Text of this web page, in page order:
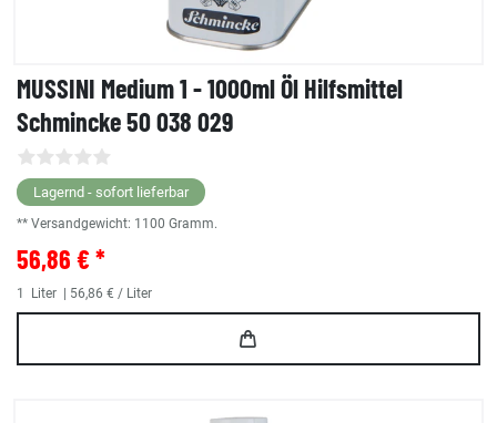
MUSSINI Medium 1 - 1000ml Öl Hilfsmittel
Schmincke 50 038 029
Lagernd - sofort lieferbar
** Versandgewicht: 1100 Gramm.
56,86 € *
1 Liter | 56,86 € / Liter